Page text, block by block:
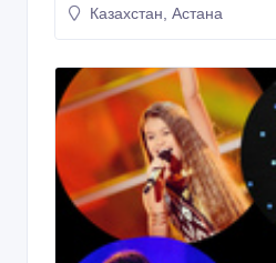
Казахстан, Астана